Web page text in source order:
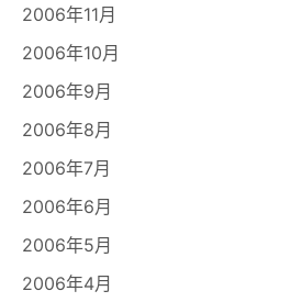
2006年11月
2006年10月
2006年9月
2006年8月
2006年7月
2006年6月
2006年5月
2006年4月